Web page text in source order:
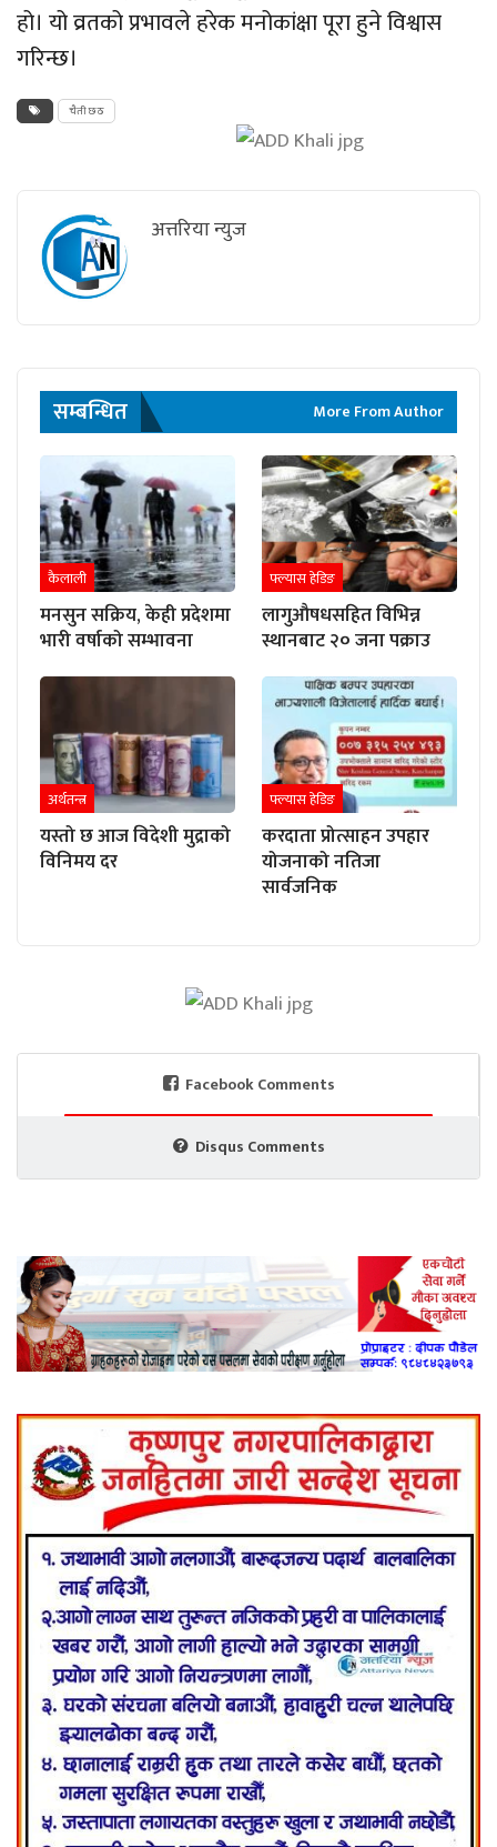
हो। यो व्रतको प्रभावले हरेक मनोकांक्षा पूरा हुने विश्वास
गरिन्छ।
चैती छठ
अत्तरिया न्युज
सम्बन्धित More From Author
कैलाली
मनसुन सक्रिय, केही प्रदेशमा
भारी वर्षाको सम्भावना
फ्ल्यास हेडिङ
लागुऔषधसहित विभिन्न
स्थानबाट २० जना पक्राउ
अर्थतन्त्र
यस्तो छ आज विदेशी मुद्राको
विनिमय दर
फ्ल्यास हेडिङ
करदाता प्रोत्साहन उपहार
योजनाको नतिजा
सार्वजनिक
Facebook Comments
Disqus Comments